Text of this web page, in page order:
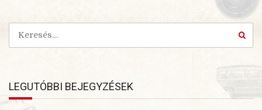
LEGUTÓBBI BEJEGYZÉSEK